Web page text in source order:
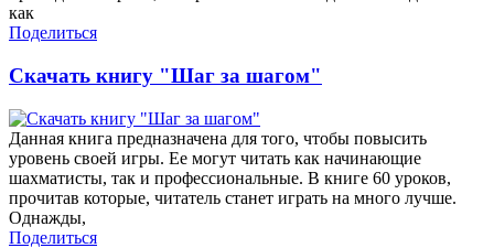
как
Поделиться
Скачать книгу "Шаг за шагом"
Данная книга предназначена для того, чтобы повысить
уровень своей игры. Ее могут читать как начинающие
шахматисты, так и профессиональные. В книге 60 уроков,
прочитав которые, читатель станет играть на много лучше.
Однажды,
Поделиться